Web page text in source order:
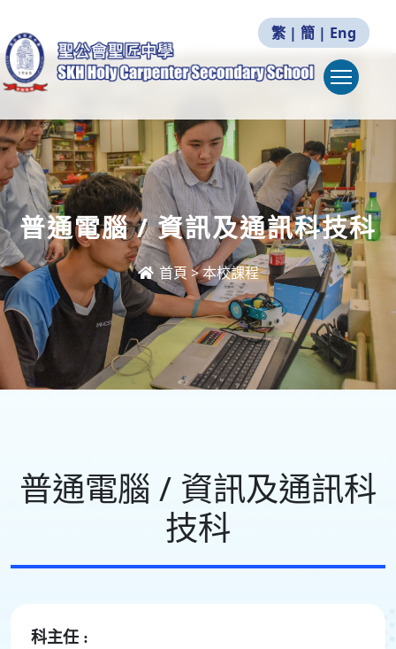
繁 | 簡 | Eng
普通電腦 / 資訊及通訊科技科
首頁 >本校課程
普通電腦 / 資訊及通訊科
技科
科主任 :